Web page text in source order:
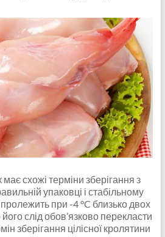
має схожі терміни зберігання з
упаковці і стабільному
при -4 °C близько двох
його слід обов’язково перекласти
зберігання цілісної кролятини